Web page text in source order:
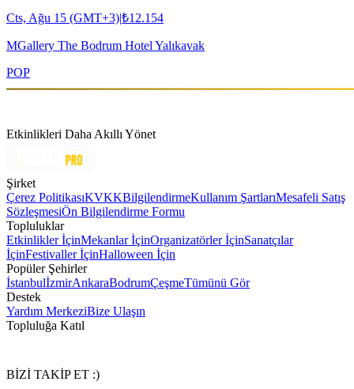
Cts, Ağu 15 (GMT+3)|₺12.154
MGallery The Bodrum Hotel Yalıkavak
POP
Etkinlikleri Daha Akıllı Yönet
Şirket
Çerez PolitikasıKVKKBilgilendirmeKullanım ŞartlarıMesafeli Satış
SözleşmesiÖn Bilgilendirme Formu
Topluluklar
Etkinlikler İçinMekanlar İçinOrganizatörler İçinSanatçılar
İçinFestivaller İçinHalloween İçin
Popüler Şehirler
İstanbulİzmirAnkaraBodrumÇeşmeTümünü Gör
Destek
Yardım MerkeziBize Ulaşın
Topluluğa Katıl
BİZİ TAKİP ET :)